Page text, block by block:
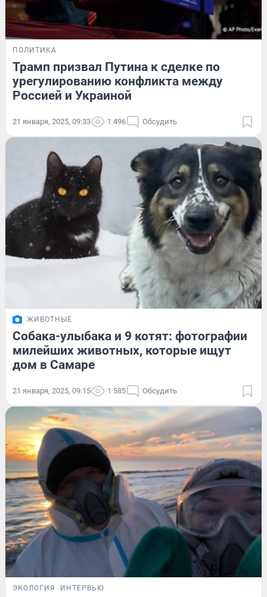
ПОЛИТИКА
Трамп призвал Путина к сделке по
урегулированию конфликта между
Россией и Украиной
21 января, 2025, 09:33 1 496 Обсудить
ЖИВОТНЫЕ
Собака-улыбака и 9 котят: фотографии
милейших животных, которые ищут
дом в Самаре
21 января, 2025, 09:15 1 585 Обсудить
ЭКОЛОГИЯ ИНТЕРВЬЮ